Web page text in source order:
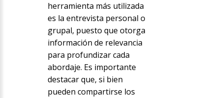
herramienta más utilizada
es la entrevista personal o
grupal, puesto que otorga
información de relevancia
para profundizar cada
abordaje. Es importante
destacar que, si bien
pueden compartirse los